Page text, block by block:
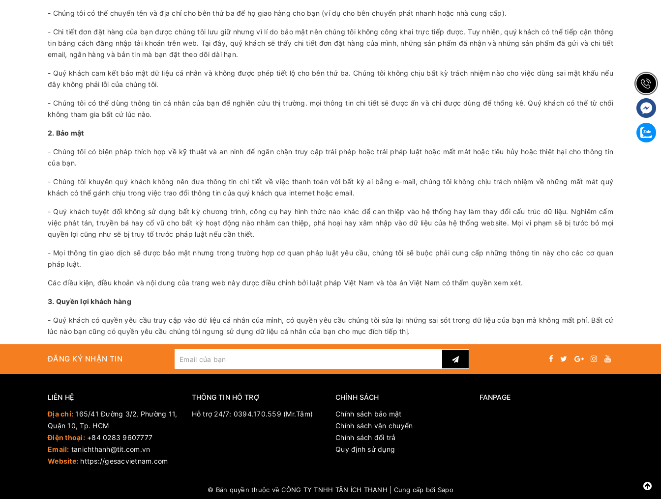
- Chúng tôi có thể chuyển tên và địa chỉ cho bên thứ ba để họ giao hàng cho bạn (ví dụ cho bên chuyển phát nhanh hoặc nhà cung cấp).
- Chi tiết đơn đặt hàng của bạn được chúng tôi lưu giữ nhưng vì lí do bảo mật nên chúng tôi không công khai trực tiếp được. Tuy nhiên, quý khách có thể tiếp cận thông
tin bằng cách đăng nhập tài khoản trên web. Tại đây, quý khách sẽ thấy chi tiết đơn đặt hàng của mình, những sản phẩm đã nhận và những sản phẩm đã gửi và chi tiết
email, ngân hàng và bản tin mà bạn đặt theo dõi dài hạn.
- Quý khách cam kết bảo mật dữ liệu cá nhân và không được phép tiết lộ cho bên thứ ba. Chúng tôi không chịu bất kỳ trách nhiệm nào cho việc dùng sai mật khẩu nếu
đây không phải lỗi của chúng tôi.
- Chúng tôi có thể dùng thông tin cá nhân của bạn để nghiên cứu thị trường. mọi thông tin chi tiết sẽ được ẩn và chỉ được dùng để thống kê. Quý khách có thể từ chối
không tham gia bất cứ lúc nào.
2. Bảo mật
- Chúng tôi có biện pháp thích hợp về kỹ thuật và an ninh để ngăn chặn truy cập trái phép hoặc trái pháp luật hoặc mất mát hoặc tiêu hủy hoặc thiệt hại cho thông tin
của bạn.
- Chúng tôi khuyên quý khách không nên đưa thông tin chi tiết về việc thanh toán với bất kỳ ai bằng e-mail, chúng tôi không chịu trách nhiệm về những mất mát quý
khách có thể gánh chịu trong việc trao đổi thông tin của quý khách qua internet hoặc email.
- Quý khách tuyệt đối không sử dụng bất kỳ chương trình, công cụ hay hình thức nào khác để can thiệp vào hệ thống hay làm thay đổi cấu trúc dữ liệu. Nghiêm cấm
việc phát tán, truyền bá hay cổ vũ cho bất kỳ hoạt động nào nhằm can thiệp, phá hoại hay xâm nhập vào dữ liệu của hệ thống website. Mọi vi phạm sẽ bị tước bỏ mọi
quyền lợi cũng như sẽ bị truy tố trước pháp luật nếu cần thiết.
- Mọi thông tin giao dịch sẽ được bảo mật nhưng trong trường hợp cơ quan pháp luật yêu cầu, chúng tôi sẽ buộc phải cung cấp những thông tin này cho các cơ quan
pháp luật.
Các điều kiện, điều khoản và nội dung của trang web này được điều chỉnh bởi luật pháp Việt Nam và tòa án Việt Nam có thẩm quyền xem xét.
3. Quyền lợi khách hàng
- Quý khách có quyền yêu cầu truy cập vào dữ liệu cá nhân của mình, có quyền yêu cầu chúng tôi sửa lại những sai sót trong dữ liệu của bạn mà không mất phí. Bất cứ
lúc nào bạn cũng có quyền yêu cầu chúng tôi ngưng sử dụng dữ liệu cá nhân của bạn cho mục đích tiếp thị.
ĐĂNG KÝ NHẬN TIN
LIÊN HỆ
Địa chỉ: 165/41 Đường 3/2, Phường 11,
Quận 10, Tp. HCM
Điện thoại: +84 0283 9607777
Email: tanichthanh@tit.com.vn
Website: https://gesacvietnam.com
THÔNG TIN HỖ TRỢ
Hỗ trợ 24/7: 0394.170.559 (Mr.Tâm)
CHÍNH SÁCH
Chính sách bảo mật
Chính sách vận chuyển
Chính sách đổi trả
Quy định sử dụng
FANPAGE
© Bản quyền thuộc vềCÔNG TY TNHH TÂN ÍCH THẠNH Cung cấp bởi Sapo